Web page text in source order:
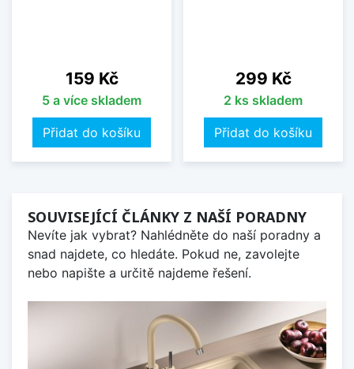
Cena
159 Kč
5 a více skladem
Přidat do košíku
Cena
299 Kč
2 ks skladem
Přidat do košíku
SOUVISEJÍCÍ ČLÁNKY Z NAŠÍ PORADNY
Nevíte jak vybrat? Nahlédněte do naší poradny a
snad najdete, co hledáte. Pokud ne, zavolejte
nebo napište a určitě najdeme řešení.